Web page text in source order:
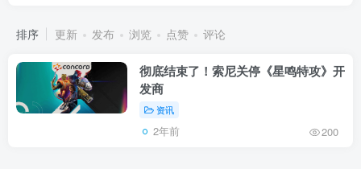
排序 更新 发布 浏览 点赞 评论
彻底结束了！索尼关停《星鸣特攻》开
发商
资讯
2年前 200